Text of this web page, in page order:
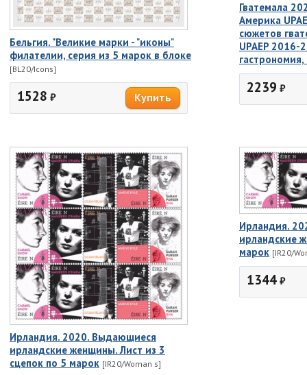
Бельгия. "Великие марки - "иконы"
филателии, серия из 5 марок в блоке
[BL20/Icons]
1528 ₽
Гватемала
Америка
сюжетов
UPAEP
2239 ₽
Ирландия. 2020. Выдающиеся
ирландские женщины. Лист из 3
сцепок по 5 марок [IR20/Woman s]
Ирландия.
ирландские
марок [IR20/
1344 ₽